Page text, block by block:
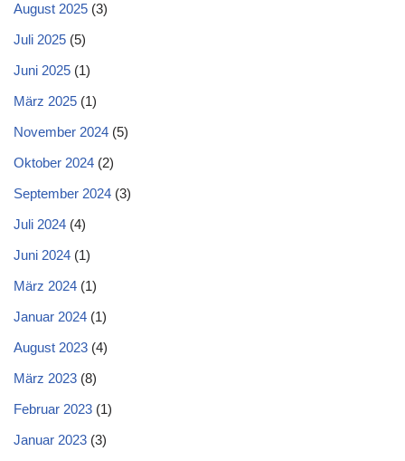
August 2025 (3)
Juli 2025 (5)
Juni 2025 (1)
März 2025 (1)
November 2024 (5)
Oktober 2024 (2)
September 2024 (3)
Juli 2024 (4)
Juni 2024 (1)
März 2024 (1)
Januar 2024 (1)
August 2023 (4)
März 2023 (8)
Februar 2023 (1)
Januar 2023 (3)